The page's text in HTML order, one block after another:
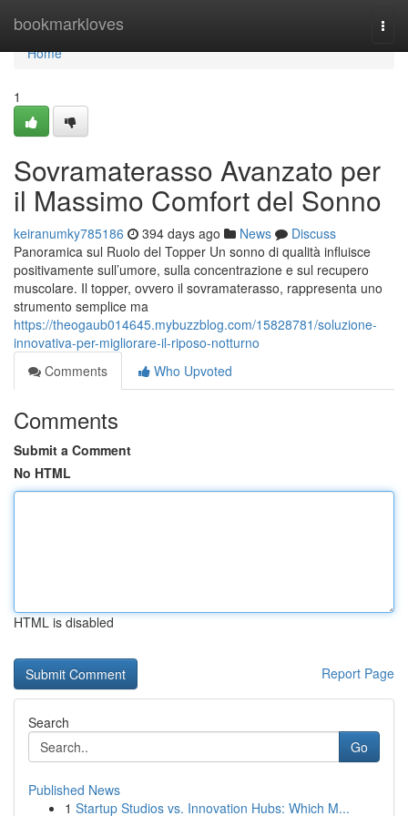
bookmarkloves
Home
Home
1
Sovramaterasso Avanzato per
il Massimo Comfort del Sonno
keiranumky785186 394 days ago News
Discuss
Panoramica sul Ruolo del Topper Un sonno di qualità influisce
positivamente sull’umore, sulla concentrazione e sul recupero
muscolare. Il topper, ovvero il sovramaterasso, rappresenta uno
strumento semplice ma
https://theogaub014645.mybuzzblog.com/15828781/soluzione-
innovativa-per-migliorare-il-riposo-notturno
Comments
Who Upvoted
Comments
Submit a Comment
No HTML
HTML is disabled
Report Page
Search
Go
Published News
1 Startup Studios vs. Innovation Hubs: Which M...